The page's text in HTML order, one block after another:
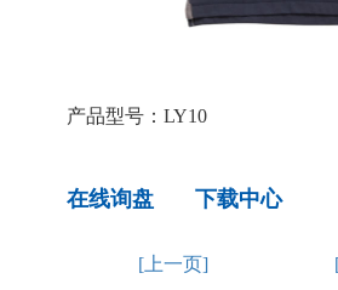
产品型号：LY10
在线询盘 下载中心
[上一页]